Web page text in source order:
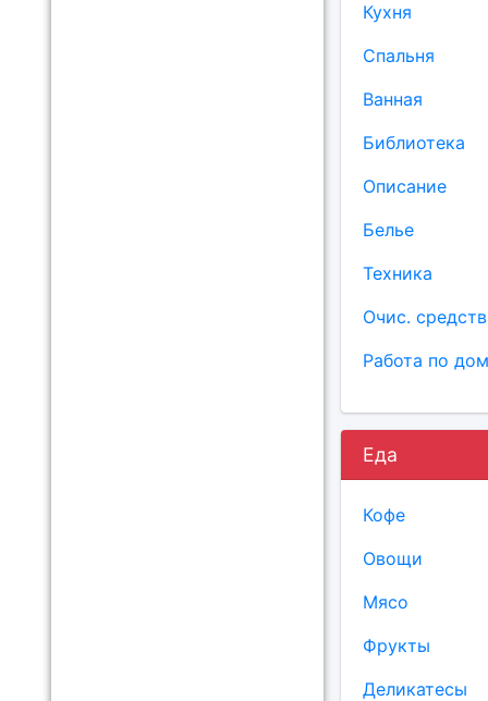
Кухня
Спальня
Ванная
Библиотека
Описание
Белье
Техника
Очис.
Работа по
Еда
Кофе
Овощи
Мясо
Фрукты
Деликатесы